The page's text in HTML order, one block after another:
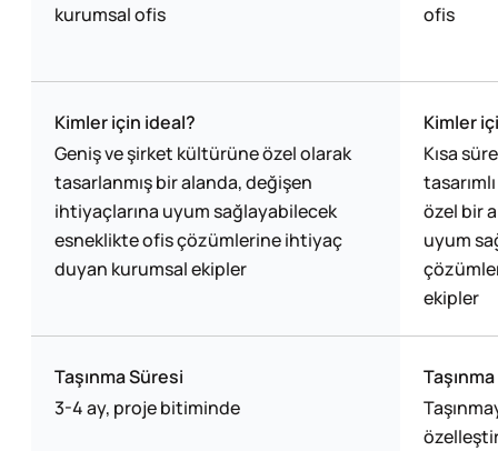
kurumsal ofis
ofis
Kimler için ideal?
Geniş ve şirket kültürüne özel olarak
tasarlanmış bir alanda, değişen
ihtiyaçlarına uyum sağlayabilecek
esneklikte ofis çözümlerine ihtiyaç
duyan kurumsal ekipler
Kimler
Kısa
özel bir
uyum
ekipler
Taşınma Süresi
3-4 ay, proje bitiminde